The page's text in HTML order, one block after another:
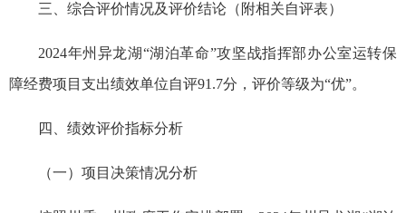
三、综合评价情况及评价结论（附相关自评表）
2024年州异龙湖“湖泊革命”攻坚战指挥部办公室运转保
障经费项目支出绩效单位自评91.7分，评价等级为“优”。
四、绩效评价指标分析
（一）项目决策情况分析